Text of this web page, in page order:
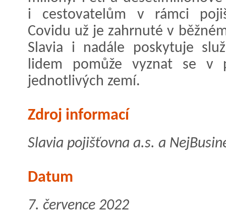
i cestovatelům v rámci
Covidu už je zahrnuté v
Slavia i nadále poskytuje
lidem pomůže vyznat se v
jednotlivých zemí.
Zdroj informací
Slavia pojišťovna a.s. a
Datum
7. července 2022